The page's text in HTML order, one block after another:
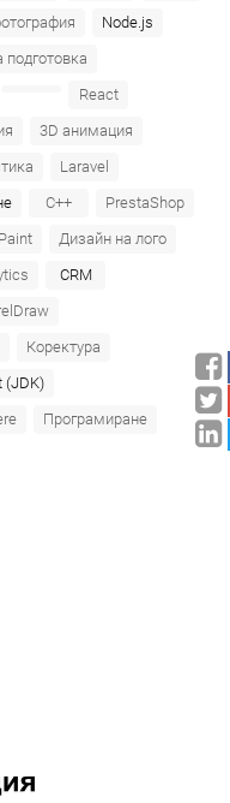
Node.js
подготовка
React
3D анимация
Laravel
C++
PrestaShop
Дизайн на лого
CRM
Коректура
(JDK)
Програмиране